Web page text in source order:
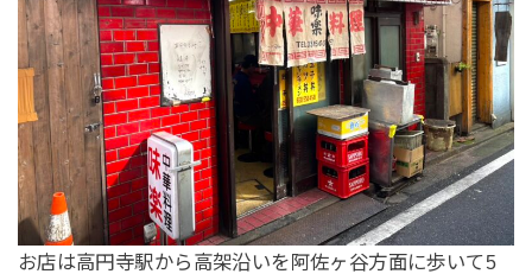
お店は高円寺駅から高架沿いを阿佐ヶ谷方面に歩いて5